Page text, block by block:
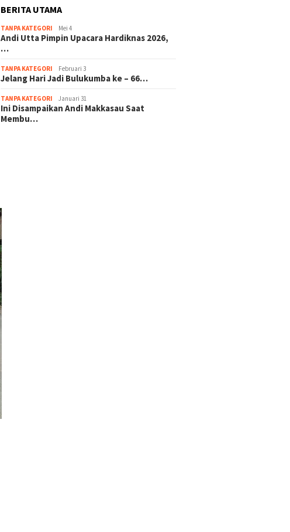
BERITA UTAMA
TANPA KATEGORI Mei 4
Andi Utta Pimpin Upacara Hardiknas 2026,
…
TANPA KATEGORI Februari 3
Jelang Hari Jadi Bulukumba ke – 66…
TANPA KATEGORI Januari 31
Ini Disampaikan Andi Makkasau Saat
Membu…
situs judi online
bonus scatter hitam mahjong
pakar pola gacor slot online
prediksi juara taruhan bola